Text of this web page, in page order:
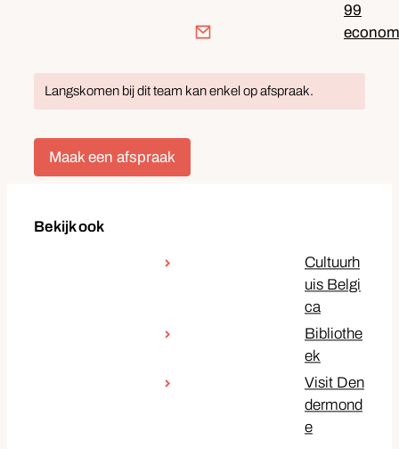
99
Langskomen bij dit team kan enkel op afspraak.
Maak een afspraak
Bekijk ook
Cultuurh
uis Belgi
ca
Bibliothe
ek
Visit Den
dermond
e